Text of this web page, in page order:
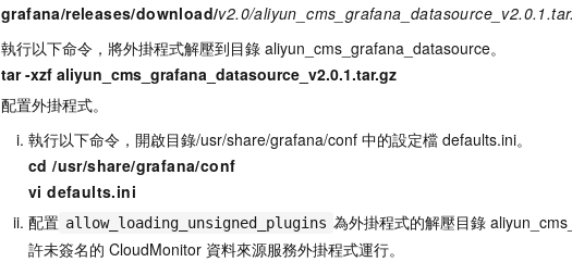
grafana/releases/download/v2.0/
執行以下命令，將外掛程式解壓到目錄 aliyun_cms_grafana_datasource。
tar -xzf aliyun_cms_grafana_datasource_v2.0.1.tar.gz
配置外掛程式。
執行以下命令，開啟目錄/usr/share/grafana/conf 中的設定檔 defaults.ini。
cd /usr/share/grafana/conf
vi defaults.ini
配置 allow_loading_unsigned_plugins 為外掛程式的解壓目錄
許未簽名的 CloudMonitor 資料來源服務外掛程式運行。